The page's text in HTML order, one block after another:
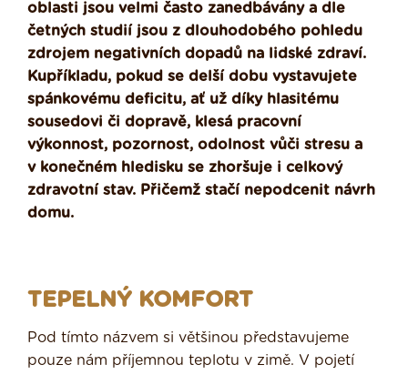
oblasti jsou velmi často zanedbávány a dle
četných studií jsou z dlouhodobého pohledu
zdrojem negativních dopadů na lidské zdraví.
Kupříkladu, pokud se delší dobu vystavujete
spánkovému deficitu, ať už díky hlasitému
sousedovi či dopravě, klesá pracovní
výkonnost, pozornost, odolnost vůči stresu a
v konečném hledisku se zhoršuje i celkový
zdravotní stav. Přičemž stačí nepodcenit návrh
domu.
TEPELNÝ KOMFORT
Pod tímto názvem si většinou představujeme
pouze nám příjemnou teplotu v zimě. V pojetí